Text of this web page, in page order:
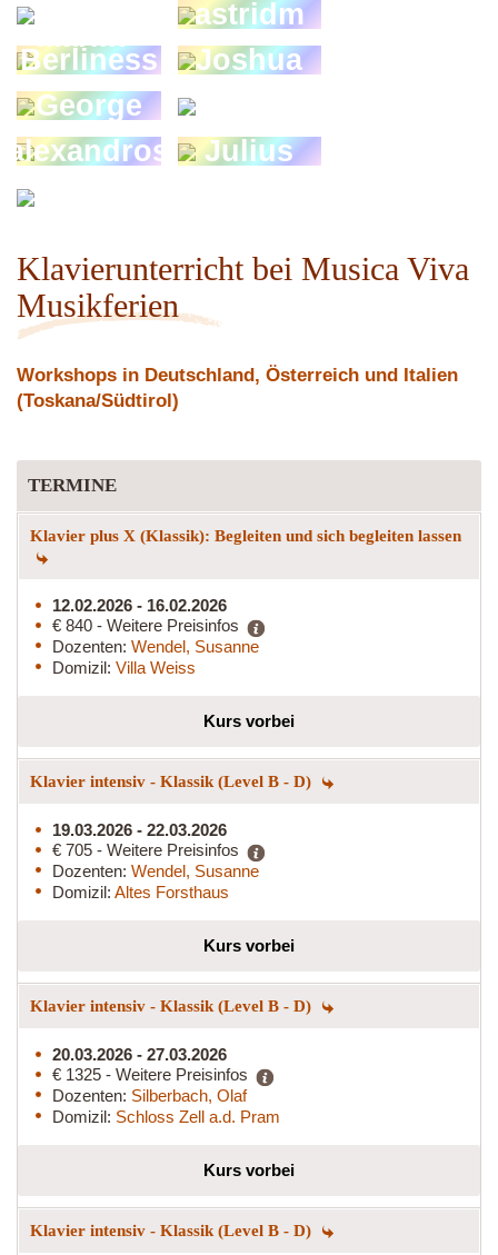
Marlin
astridm
Berliness
Joshua
George
alexandros
Julius
Klavierunterricht bei Musica Viva
Musikferien
Workshops in Deutschland, Österreich und Italien
(Toskana/Südtirol)
TERMINE
Klavier plus X (Klassik): Begleiten und sich begleiten lassen
12.02.2026 - 16.02.2026
€ 840 - Weitere Preisinfos
Dozenten: Wendel, Susanne
Domizil: Villa Weiss
Kurs vorbei
Klavier intensiv - Klassik (Level B - D)
19.03.2026 - 22.03.2026
€ 705 - Weitere Preisinfos
Dozenten: Wendel, Susanne
Domizil: Altes Forsthaus
Kurs vorbei
Klavier intensiv - Klassik (Level B - D)
20.03.2026 - 27.03.2026
€ 1325 - Weitere Preisinfos
Dozenten: Silberbach, Olaf
Domizil: Schloss Zell a.d. Pram
Kurs vorbei
Klavier intensiv - Klassik (Level B - D)